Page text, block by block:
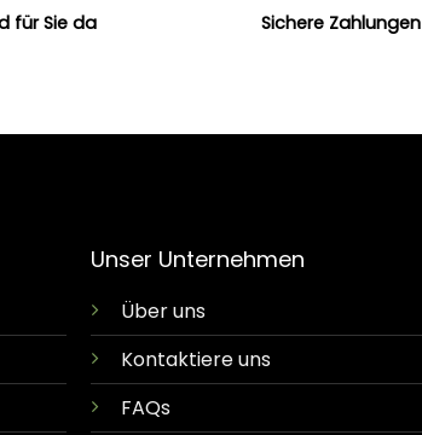
für Sie da Sichere Zahlungen
Unser Unternehmen
Über uns
Kontaktiere uns
FAQs